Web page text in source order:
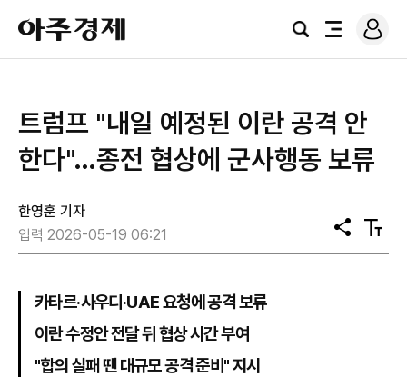
아
주
경
검
전
로
그
트럼프 "내일 예정된 이란 공격 안
한다"…종전 협상에 군사행동 보류
한영훈 기자
입력 2026-05-19 06:21
공
유
텍
스
카타르·사우디·UAE 요청에 공격 보류
이란 수정안 전달 뒤 협상 시간 부여
"합의 실패 땐 대규모 공격 준비" 지시